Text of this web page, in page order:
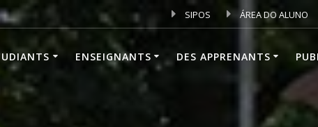
SIPOS ÁREA DO ALUNO
ENSEIGNANTS DES APPRENANTS